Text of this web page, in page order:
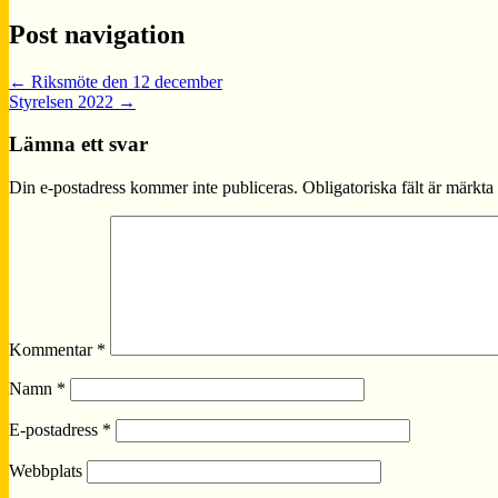
Post navigation
← Riksmöte den 12 december
Styrelsen 2022 →
Lämna ett svar
Din e-postadress kommer inte publiceras. Obligatoriska fält är märkta
Kommentar *
Namn *
E-postadress *
Webbplats